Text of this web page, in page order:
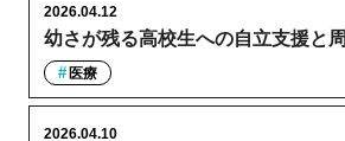
幼さが残る高校生への自立支援と
2026.04.12
医療
2026.04.10